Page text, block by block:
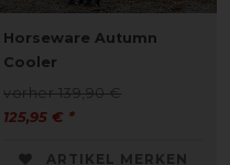
Horseware Autumn
Cooler
vorher 139,90 €
125,95 € *
ARTIKEL MERKEN